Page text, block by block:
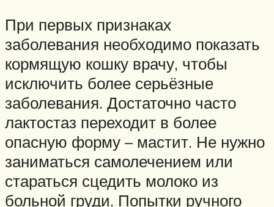
При первых признаках
заболевания необходимо показать
кормящую кошку врачу, чтобы
исключить более серьёзные
заболевания. Достаточно часто
лактостаз переходит в более
опасную форму – мастит. Не нужно
заниматься самолечением или
стараться сцедить молоко из
больной груди. Попытки ручного